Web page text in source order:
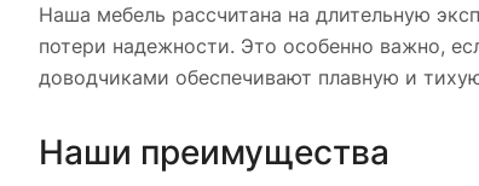
Наша мебель рассчитана на длительную
потери надежности. Это особенно важно,
доводчиками обеспечивают плавную и
Наши преимущества